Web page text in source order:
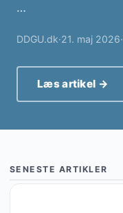
…
DDGU.dk·21. maj 2026·
Læs artikel →
SENESTE ARTIKLER